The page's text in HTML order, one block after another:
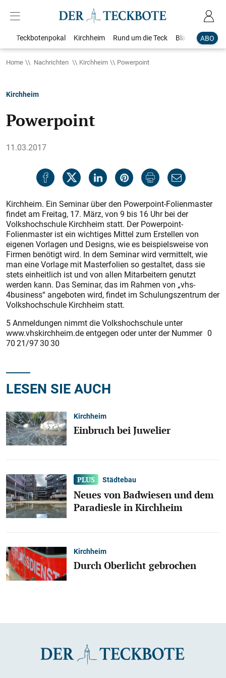
ABO
Teckbotenpokal Kirchheim Rund um die Teck Blaulicht
Home Nachrichten Kirchheim Powerpoint
Kirchheim
Powerpoint
11.03.2017
Kirchheim. Ein Seminar über den Powerpoint-Folienmaster
findet am Freitag, 17. März, von 9 bis 16 Uhr bei der
Volkshochschule Kirchheim statt. Der Powerpoint-
Folienmaster ist ein wichtiges Mittel zum Erstellen von
eigenen Vorlagen und Designs, wie es beispielsweise von
Firmen benötigt wird. In dem Seminar wird vermittelt, wie
man eine Vorlage mit Masterfolien so gestaltet, dass sie
stets einheitlich ist und von allen Mitarbeitern genutzt
werden kann. Das Seminar, das im Rahmen von „vhs-
4business“ angeboten wird, findet im Schulungszentrum der
Volkshochschule Kirchheim statt.
5 Anmeldungen nimmt die Volkshochschule unter
www.vhskirchheim.de entgegen oder unter der Nummer 0
70 21/97 30 30
LESEN SIE AUCH
Kirchheim
Einbruch bei Juwelier
Städtebau
Neues von Badwiesen und dem
Paradiesle in Kirchheim
Kirchheim
Durch Oberlicht gebrochen